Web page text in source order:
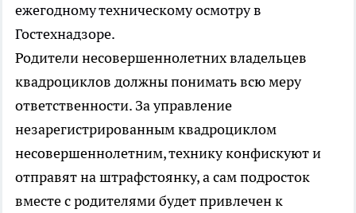
ежегодному техническому осмотру в
Гостехнадзоре.
Родители несовершеннолетних владельцев
квадроциклов должны понимать всю меру
ответственности. За управление
незарегистрированным квадроциклом
несовершеннолетним, технику конфискуют и
отправят на штрафстоянку, а сам подросток
вместе с родителями будет привлечен к